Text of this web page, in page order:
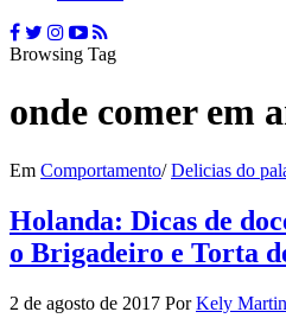
Browsing Tag
onde comer em
Em Comportamento/ Delicias do
Holanda: Dicas de
o Brigadeiro e Torta
2 de agosto de 2017 Por Kely